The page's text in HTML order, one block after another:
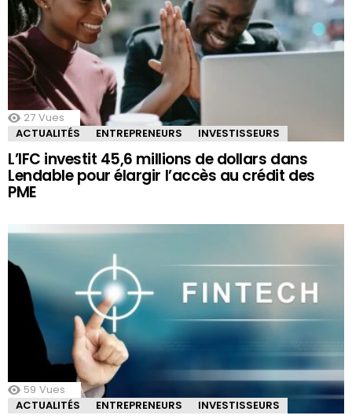
27 Vues
ACTUALITÉS
ENTREPRENEURS INVESTISSEURS
L’IFC investit 45,6 millions de dollars dans
Lendable pour élargir l’accès au crédit des
PME
59 Vues
ACTUALITÉS
ENTREPRENEURS INVESTISSEURS